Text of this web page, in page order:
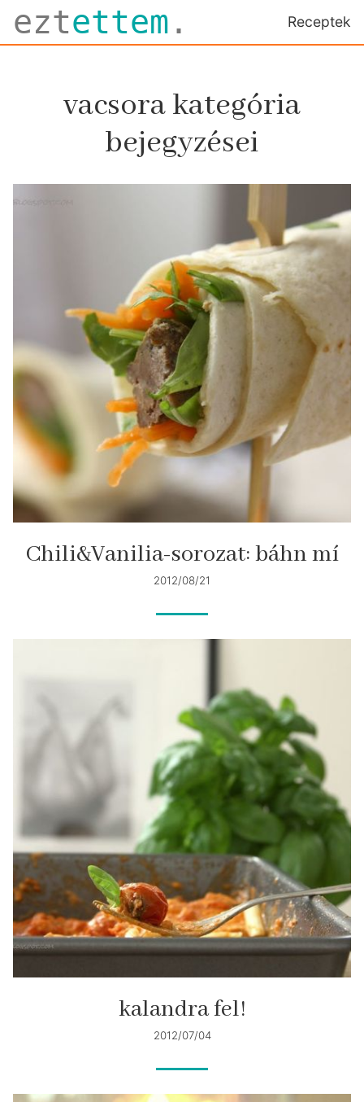
eztettem . Receptek
vacsora kategória
bejegyzései
Chili&Vanilia-sorozat: báhn mí
2012/08/21
kalandra fel!
2012/07/04